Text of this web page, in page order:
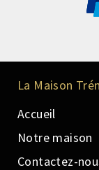
La Maison
Accueil
Notre maison
Contactez-